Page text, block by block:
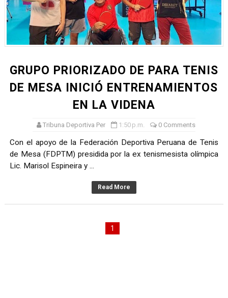
TODO O NADA: LA GRAN FINAL DEL RONEX 2025 SERÁ
André Martínez gana el Rally de la Primavera del Rally
CLASIFICACIÓN AL MUNDIAL U20 Y NUEVO RÉCORD
HEILBRUNN, DREYFUSS, VALTAYO, MONTES, CASTRO
GRUPO PRIORIZADO DE PARA TENIS
DE MESA INICIÓ ENTRENAMIENTOS
EN LA VIDENA
Tribuna Deportiva Per 1:50 p.m. 0 Comments
Con el apoyo de la Federación Deportiva Peruana de Tenis
de Mesa (FDPTM) presidida por la ex tenismesista olímpica
Lic. Marisol Espineira y ...
Read More
1